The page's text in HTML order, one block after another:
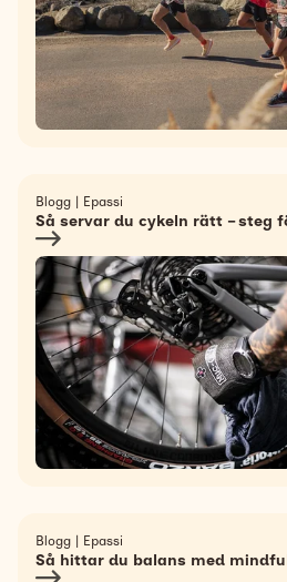
Blogg Epassi
Så servar du cykeln rätt – steg
Blogg | Epassi
Så hittar du balans med